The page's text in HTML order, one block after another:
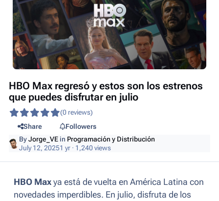
HBO Max regresó y estos son los estrenos
que puedes disfrutar en julio
(0 reviews)
Share
Followers
ByJorge_VE in Programación y Distribución
July 12, 20251 yr · 1,240 views
HBO Max ya está de vuelta en América Latina con
novedades imperdibles. En julio, disfruta de los